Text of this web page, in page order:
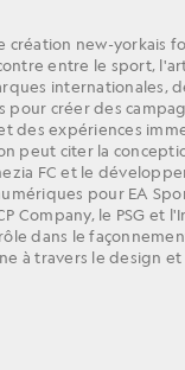
création new-yorkais
entre le sport,
internationales,
pour créer des
des expériences
peut citer la
FC et le
pour EA
Company, le PSG et
dans le
à travers le design et